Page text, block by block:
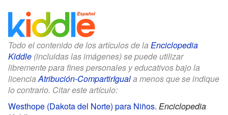
Todo el contenido de los artículos de la Enciclopedia
Kiddle (incluidas las imágenes) se puede utilizar
libremente para fines personales y educativos bajo la
licenciaAtribución-CompartirIguala menos que se indique
lo contrario. Citar este artículo:
Westhope (Dakota del Norte) para Niños. Enciclopedia